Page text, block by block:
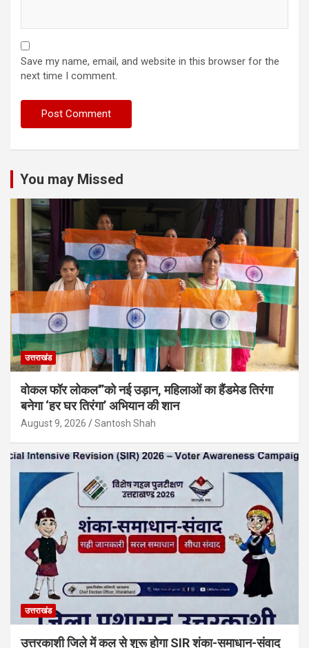
Save my name, email, and website in this browser for the
next time I comment.
You may Missed
उत्तराखंड
वोकल फॉर लोकल'”को नई उड़ान, महिलाओं का हैंडमेड तिरंगा
बनेगा ‘हर घर तिरंगा’ अभियान की शान
August 9, 2026 Santosh Shah
उत्तराखंड
उत्तरकाशी जिले में कल से शुरू होगा SIR शंका-समाधान-संवाद